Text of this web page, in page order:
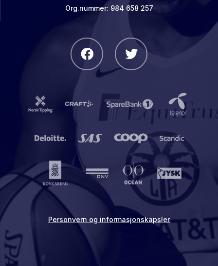
Org.nummer: 984 658 257
Personvern og informasjonskapsler